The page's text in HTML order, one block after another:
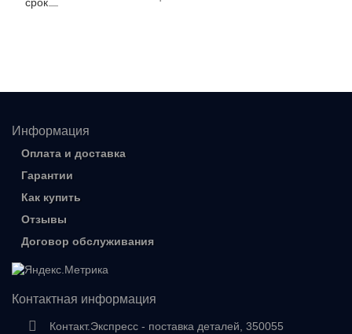
Информация
Оплата и доставка
Гарантии
Как купить
Отзывы
Договор обслуживания
Контактная информация
Контакт.Экспресс - поставка деталей, 350055